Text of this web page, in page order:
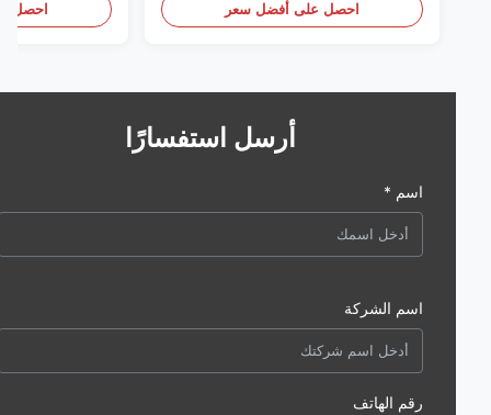
احصل على أفضل سعر احصل على
أرسل استفسارًا
اسم *
اسم الشركة
رقم الهاتف